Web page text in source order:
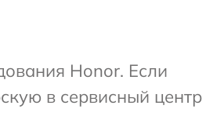
Honor. Если
в сервисный центр